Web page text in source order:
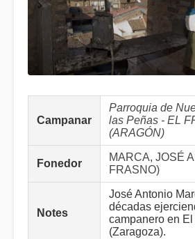
Campanar
Parroquia de
las Peñas - EL
(ARAGÓN)
Fonedor
MARCA, JOSÉ
FRASNO)
Notes
José Antonio
décadas
campanero en
(Zaragoza).